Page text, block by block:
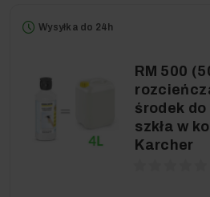
Wysyłka do 24h
RM 500
środek
szkła w
Karcher